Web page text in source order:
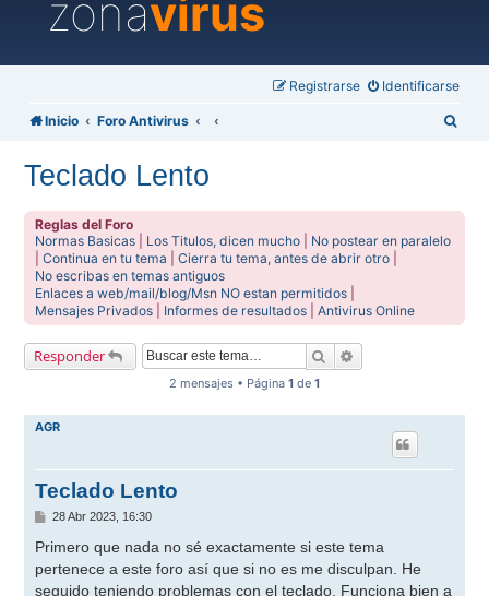
zonavirus
Identificarse
Registrarse
Inicio Foro Antivirus
Teclado Lento
Reglas del Foro
Normas Basicas
Los Titulos, dicen mucho
No postear en paralelo
|Continua en tu tema |Cierra tu tema, antes de abrir otro
No escribas en temas antiguos
Enlaces a web/mail/blog/Msn NO estan permitidos
Mensajes Privados
Informes de resultados |Antivirus Online
Responder Buscar
2 mensajes • Página 1 de 1
AGR
Teclado Lento
M
n
a
j
28 Abr 2023, 16:30
Primero que nada no sé exactamente si este tema
pertenece a este foro así que si no es me disculpan. He
seguido teniendo problemas con el teclado. Funciona bien a